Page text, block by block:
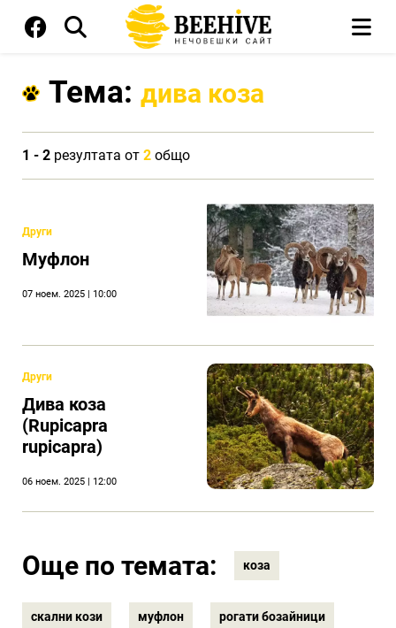
Тема: дива коза
1 - 2 резултата от 2 общо
Други
Муфлон
07 ноем. 2025 | 10:00
Други
Дива коза
(Rupicapra
rupicapra)
06 ноем. 2025 | 12:00
Още по темата: коза
скални кози муфлон рогати бозайници